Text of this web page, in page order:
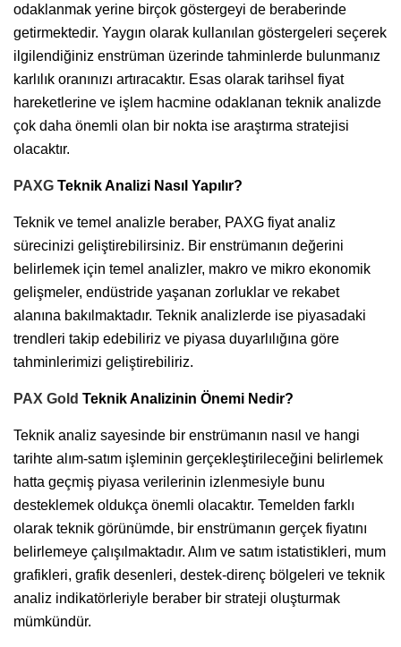
odaklanmak yerine birçok göstergeyi de beraberinde
getirmektedir. Yaygın olarak kullanılan göstergeleri seçerek
ilgilendiğiniz enstrüman üzerinde tahminlerde bulunmanız
karlılık oranınızı artıracaktır. Esas olarak tarihsel fiyat
hareketlerine ve işlem hacmine odaklanan teknik analizde
çok daha önemli olan bir nokta ise araştırma stratejisi
olacaktır.
PAXG Teknik Analizi Nasıl Yapılır?
Teknik ve temel analizle beraber, PAXG fiyat analiz
sürecinizi geliştirebilirsiniz. Bir enstrümanın değerini
belirlemek için temel analizler, makro ve mikro ekonomik
gelişmeler, endüstride yaşanan zorluklar ve rekabet
alanına bakılmaktadır. Teknik analizlerde ise piyasadaki
trendleri takip edebiliriz ve piyasa duyarlılığına göre
tahminlerimizi geliştirebiliriz.
PAX Gold Teknik Analizinin Önemi Nedir?
Teknik analiz sayesinde bir enstrümanın nasıl ve hangi
tarihte alım-satım işleminin gerçekleştirileceğini belirlemek
hatta geçmiş piyasa verilerinin izlenmesiyle bunu
desteklemek oldukça önemli olacaktır. Temelden farklı
olarak teknik görünümde, bir enstrümanın gerçek fiyatını
belirlemeye çalışılmaktadır. Alım ve satım istatistikleri, mum
grafikleri, grafik desenleri, destek-direnç bölgeleri ve teknik
analiz indikatörleriyle beraber bir strateji oluşturmak
mümkündür.